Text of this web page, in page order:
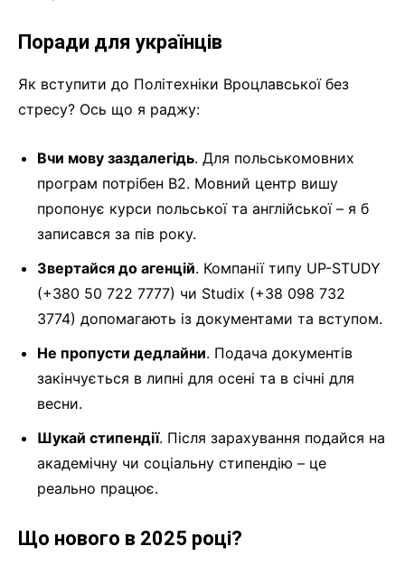
Поради для українців
Як вступити до Політехніки Вроцлавської без
стресу? Ось що я раджу:
Вчи мову заздалегідь. Для польськомовних
програм потрібен B2. Мовний центр вишу
пропонує курси польської та англійської – я б
записався за пів року.
Звертайся до агенцій. Компанії типу UP-STUDY
(+380 50 722 7777) чи Studix (+38 098 732
3774) допомагають із документами та вступом.
Не пропусти дедлайни. Подача документів
закінчується в липні для осені та в січні для
весни.
Шукай стипендії. Після зарахування подайся на
академічну чи соціальну стипендію – це
реально працює.
Що нового в 2025 році?